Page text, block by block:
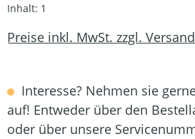
Inhalt: 1
Preise inkl. MwSt. zzgl.
Interesse? Nehmen sie
auf! Entweder über den
oder über unsere